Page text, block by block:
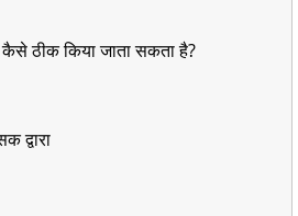
ठीक किया जाता सकता है?
द्वारा